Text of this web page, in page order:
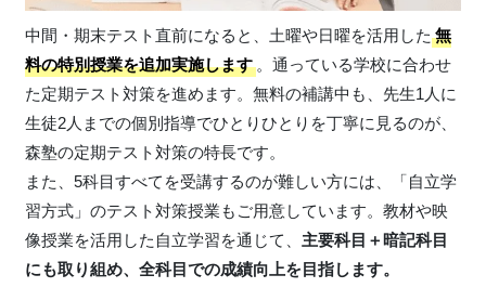
中間・期末テスト直前になると、土曜や日曜を活用した 無
料の特別授業を追加実施します。通っている学校に合わせ
た定期テスト対策を進めます。無料の補講中も、先生1人に
生徒2人までの個別指導でひとりひとりを丁寧に見るのが、
森塾の定期テスト対策の特長です。
また、5科目すべてを受講するのが難しい方には、「自立学
習方式」のテスト対策授業もご用意しています。教材や映
像授業を活用した自立学習を通じて、 主要科目＋暗記科目
にも取り組め、全科目での成績向上を目指します。